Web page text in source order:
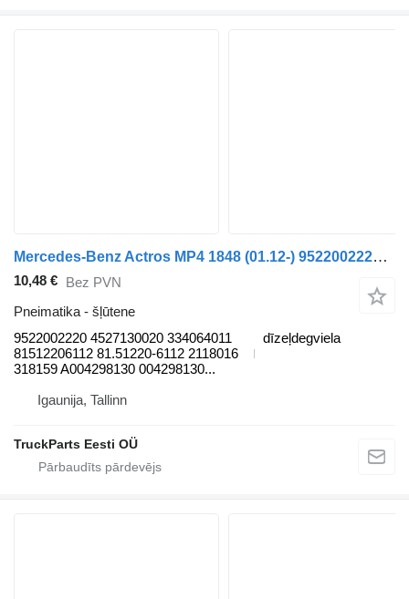
Mercedes-Benz Actros MP4 1848 (01.12-) 9522002220 šļūtene paredzēts Mercedes-Benz Actros MP4 Antos Arocs (2012-) vilcēja
10,48 € Bez PVN
Pneimatika - šļūtene
9522002220 4527130020 334064011
81512206112 81.51220-6112 2118016
318159 A004298130 004298130...
dīzeļdegviela
Igaunija, Tallinn
TruckParts Eesti OÜ